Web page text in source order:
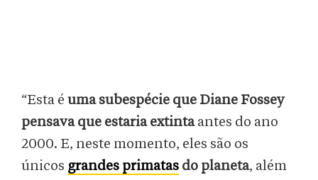
“Esta é uma subespécie que Diane Fossey
pensava que estaria extintaantes do ano
2000. E, neste momento, eles são os
únicos grandes primatas do planeta, além